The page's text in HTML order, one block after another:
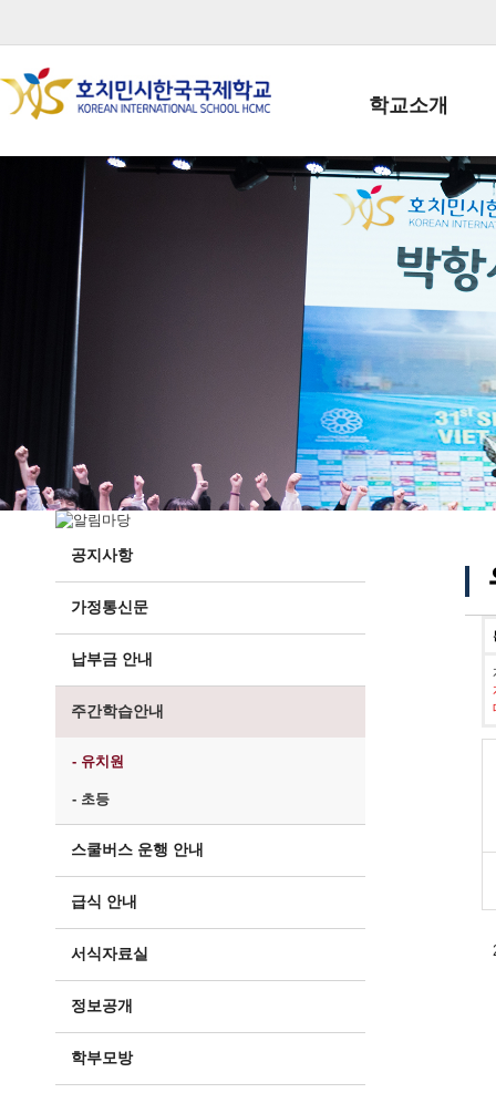
학교소개
학교장인사말
학생회장인사말
학교상징
학교 CI
교직원현황
학생현황
위치/전화
전경사진
공지사항
가정통신문
납부금 안내
주간학습안내
- 유치원
- 초등
스쿨버스 운행 안내
급식 안내
서식자료실
정보공개
학부모방